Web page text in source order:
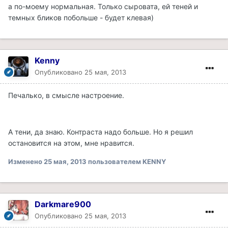
а по-моему нормальная. Только сыровата, ей теней и
темных бликов побольше - будет клевая)
Kenny
Опубликовано 25 мая, 2013
Печалько, в смысле настроение.
А тени, да знаю. Контраста надо больше. Но я решил
остановится на этом, мне нравится.
Изменено25 мая, 2013 пользователем KENNY
Darkmare900
Опубликовано 25 мая, 2013